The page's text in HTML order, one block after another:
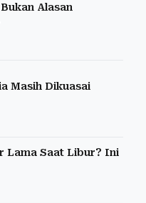
Alasan
Masih Dikuasai
Lama Saat Libur? Ini